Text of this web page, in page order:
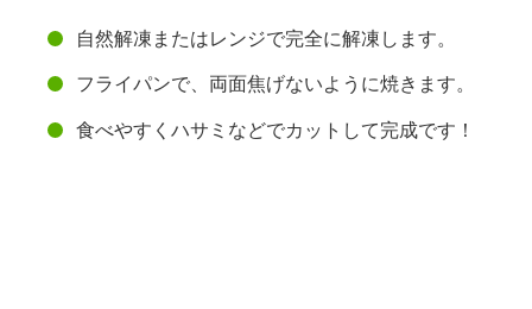
自然解凍またはレンジで完全に解凍します。
フライパンで、両面焦げないように焼きます。
食べやすくハサミなどでカットして完成です！